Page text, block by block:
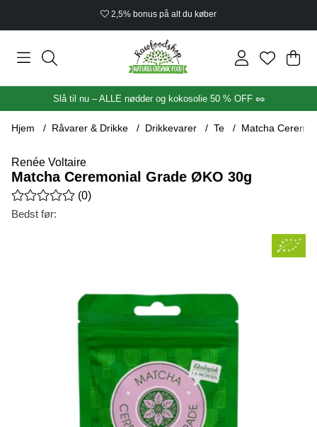
2,5% bonus på alt du køber
.
Slå til nu – ALLE nødder og kokosolie 50 % OFF 🥜
Hjem Råvarer & Drikke Drikkevarer Te Matcha
Renée Voltaire
Matcha Ceremonial Grade ØKO 30g
Gennemsnitlig vurdering 0 ud af 5 Antal vurderinger 0
(0)
Bedst før: